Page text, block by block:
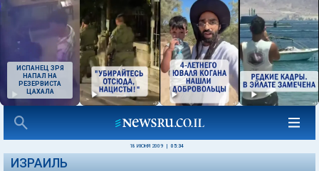
ИСПАНЕЦ ЗРЯ
НАПАЛ НА
РЕЗЕРВИСТА
ЦАХАЛА
18 ИЮНЯ 2009 05:34
ИЗРАИЛЬ